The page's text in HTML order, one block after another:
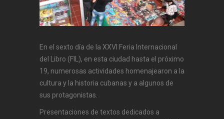
En el sexto día de la XXVI Feria Internacional
del Libro (FIL), en esta ciudad hasta el próximo
19, numerosas actividades homenajearon a la
cultura y la historia cubanas y a algunos de
sus protagonistas.
Presentaciones de textos dedicados a